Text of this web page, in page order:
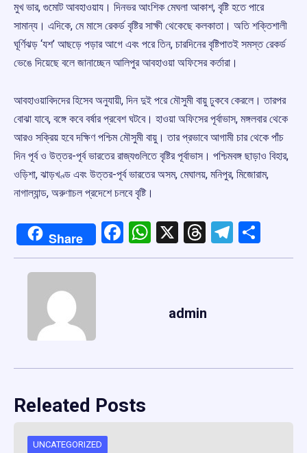
মুখ ভার, গুমোট আবহাওয়ায। দিনভর আংশিক মেঘলা আকাশ, বৃষ্টি হতে পারে
সামান্য। এদিকে, মে মাসে রেকর্ড বৃষ্টির সাক্ষী থেকেছে কলকাতা। অতি শক্তিশালী
ঘূর্ণিঝড় ‘যশ’ আছড়ে পড়ার আগে এবং পরে তিন, চারদিনের বৃষ্টিপাতই সমস্ত রেকর্ড
ভেঙে দিয়েছে বলে জানাচ্ছেন আলিপুর আবহাওয়া অফিসের কর্তারা।
আবহাওয়াবিদদের হিসেব অনুযায়ী, দিন দুই পরে মৌসুমী বায়ু ঢুকবে কেরলে। তারপর
বোঝা যাবে, বঙ্গে কবে বর্ষার প্রবেশ ঘটবে। হাওয়া অফিসের পূর্বাভাস, মঙ্গলবার থেকে
আরও সক্রিয় হবে দক্ষিণ পশ্চিম মৌসুমী বায়ু। তার প্রভাবে আগামী চার থেকে পাঁচ
দিন পূর্ব ও উত্তর-পূর্ব ভারতের রাজ্যগুলিতে বৃষ্টির পূর্বাভাস। পশ্চিমবঙ্গ ছাড়াও বিহার,
ওড়িশা, ঝাড়খণ্ড এবং উত্তর-পূর্ব ভারতের অসম, মেঘালয়, মনিপুর, মিজোরাম,
নাগাল্যান্ড, অরুণাচল প্রদেশে চলবে বৃষ্টি।
Share Facebook
WhatsApp
X Threads
admin
Releated Posts
UNCATEGORIZED